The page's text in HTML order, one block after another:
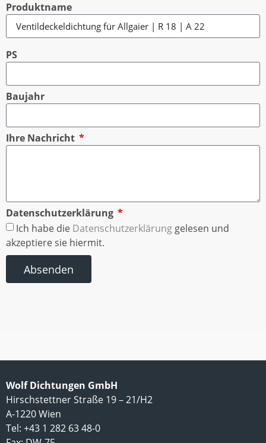
Produktname
PS
Baujahr
Ihre Nachricht
Datenschutzerklärung
Ich habe die Datenschutzerklärung gelesen und
akzeptiere sie hiermit.
Absenden
Wolf Dichtungen GmbH
Hirschstettner Straße 19 – 21/H2
A-1220 Wien
Tel: +43 1 282 63 48-0